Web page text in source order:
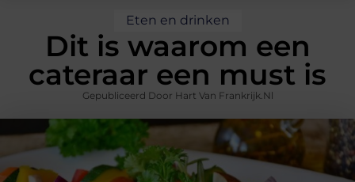
Eten en drinken
Dit is waarom een
cateraar een must is
Gepubliceerd Door Hart Van Frankrijk.nl